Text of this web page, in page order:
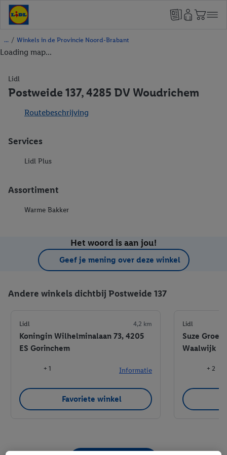
/ Winkels in de Provincie Noord-Brabant
Loading map...
Lidl
Postweide 137, 4285 DV Woudrichem
Routebeschrijving
Services
Lidl Plus
Assortiment
Warme Bakker
Het woord is aan jou!
Geef je mening over deze winkel
Andere winkels dichtbij Postweide 137
Lidl 4,2 km
Koningin Wilhelminalaan 73, 4205
ES Gorinchem
+ 1 Informatie
Favoriete winkel
Lidl
Suze
Waalwijk
+ 2